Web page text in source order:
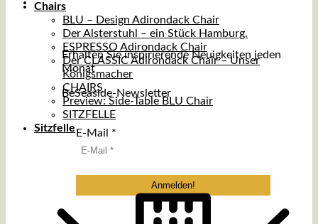
Erhalten Sie inspirierende Neuigkeiten jeden
Monat
BeSeaside-Newsletter
E-Mail *
Chairs
BLU – Design Adirondack Chair
Der Alsterstuhl – ein Stück Hamburg.
ESPRESSO Adirondack Chair
Der CLASSIC Adirondack Chair – Unser
Königsmacher
CHAIRS
Preview: Side-Table BLU Chair
SITZFELLE
Sitzfelle